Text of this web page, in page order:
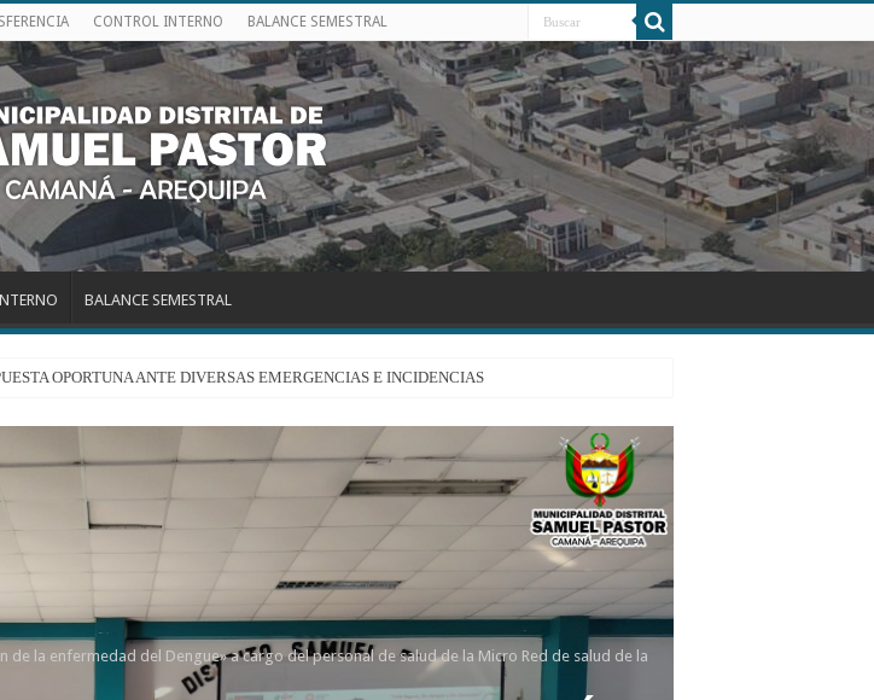
CONTROL INTERNO BALANCE SEMESTRAL
BALANCE SEMESTRAL
OPORTUNA ANTE DIVERSAS EMERGENCIAS E INCIDENCIAS
de la enfermedad del Dengue» a cargo del personal de salud de la Micro Red de salud de la